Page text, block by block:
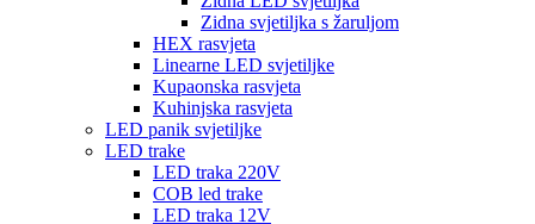
Zidna svjetiljka s žaruljom
HEX rasvjeta
Linearne LED svjetiljke
Kupaonska rasvjeta
Kuhinjska rasvjeta
LED panik svjetiljke
LED trake
LED traka 220V
COB led trake
LED traka 12V